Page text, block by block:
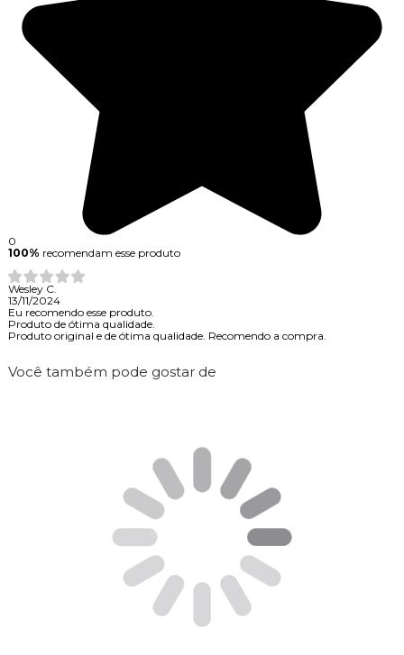
0
100% recomendam esse produto
Wesley C.
13/11/2024
Eu recomendo esse produto.
Produto de ótima qualidade.
Produto original e de ótima qualidade. Recomendo a compra.
Você também pode gostar de